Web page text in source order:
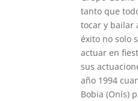
tanto que
tocar y bailar
éxito no solo
actuar en
sus
año 1994
Bobia (Onís)